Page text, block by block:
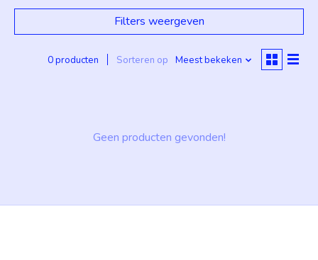
Filters weergeven
0 producten Sorteren op Meest bekeken
Geen producten gevonden!